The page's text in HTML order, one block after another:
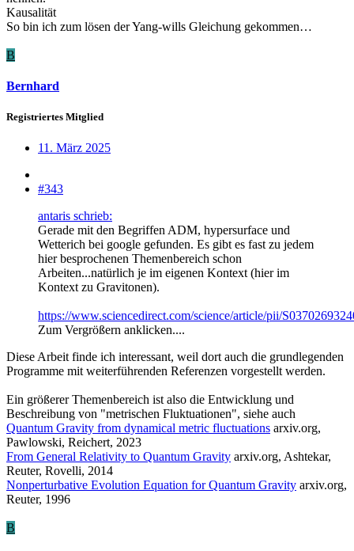
Kausalität
So bin ich zum lösen der Yang-wills Gleichung gekommen…
B
Bernhard
Registriertes Mitglied
11. März 2025
#343
antaris schrieb:
Gerade mit den Begriffen ADM, hypersurface und
Wetterich bei google gefunden. Es gibt es fast zu jedem
hier besprochenen Themenbereich schon
Arbeiten...natürlich je im eigenen Kontext (hier im
Kontext zu Gravitonen).
https://www.sciencedirect.com/science/article/pii/
Zum Vergrößern anklicken....
Diese Arbeit finde ich interessant, weil dort auch die grundlegenden
Programme mit weiterführenden Referenzen vorgestellt werden.
Ein größerer Themenbereich ist also die Entwicklung und
Beschreibung von "metrischen Fluktuationen", siehe auch
Quantum Gravity from dynamical metric fluctuations arxiv.org,
Pawlowski, Reichert, 2023
From General Relativity to Quantum Gravity arxiv.org, Ashtekar,
Reuter, Rovelli, 2014
Nonperturbative Evolution Equation for Quantum Gravity arxiv.org,
Reuter, 1996
B